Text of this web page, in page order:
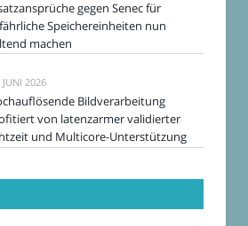
gegen Senec für
Speichereinheiten nun
machen
JUNI 2026
Bildverarbeitung
von latenzarmer validierter
und Multicore-Unterstützung